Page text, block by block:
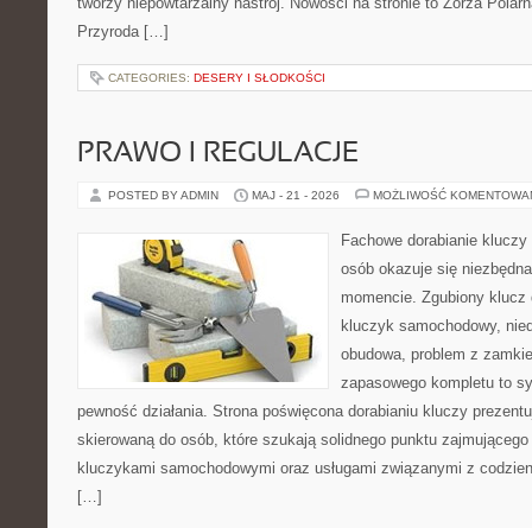
Przyroda […]
CATEGORIES: DESERY I SŁODKOŚCI
PRAWO I REGULACJE
POSTED BY ADMIN MAJ - 21 - 2026 MOŻLIWOŚĆ
Fachowe dorabianie
osób okazuje się
momencie. Zgubiony
kluczyk samochodowy,
obudowa, problem z
zapasowego kompletu to
pewność działania. Strona poświęcona dorabianiu kluczy
skierowaną do osób, które szukają solidnego punktu
kluczykami samochodowymi oraz usługami związanymi z
[…]